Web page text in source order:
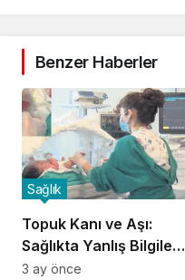
Benzer Haberler
Topuk Kanı ve Aşı:
Sağlıkta Yanlış Bilgilere
Dikkat!
Sağlık
3 ay önce